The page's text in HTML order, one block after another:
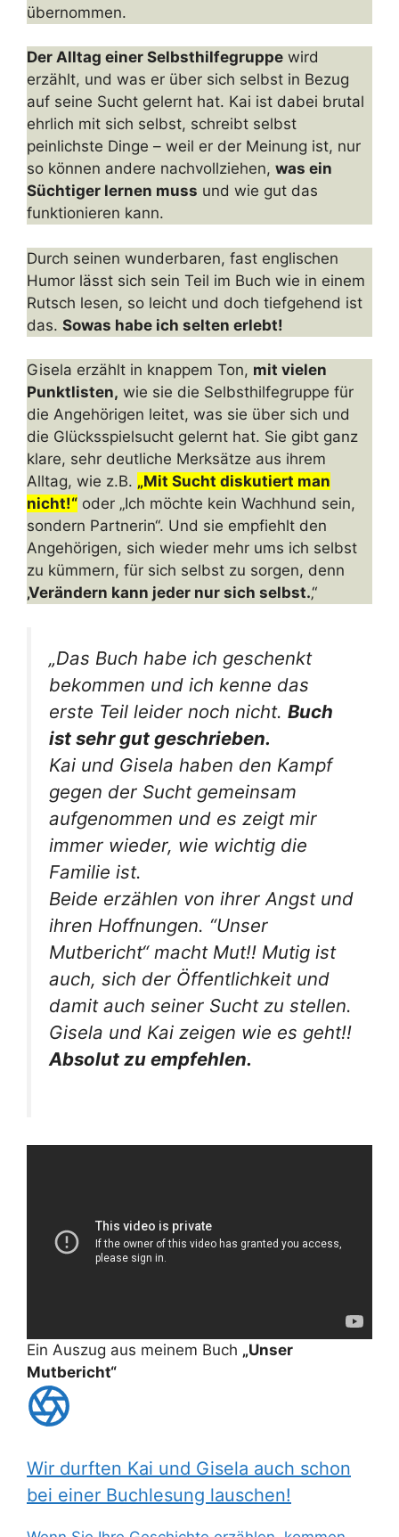
übernommen.
Der Alltag einer Selbsthilfegruppe wird
erzählt, und was er über sich selbst in Bezug
auf seine Sucht gelernt hat. Kai ist dabei brutal
ehrlich mit sich selbst, schreibt selbst
peinlichste Dinge – weil er der Meinung ist, nur
so können andere nachvollziehen, was ein
Süchtiger lernen muss und wie gut das
funktionieren kann.
Durch seinen wunderbaren, fast englischen
Humor lässt sich sein Teil im Buch wie in einem
Rutsch lesen, so leicht und doch tiefgehend ist
das. Sowas habe ich selten erlebt!
Gisela erzählt in knappem Ton, mit vielen
Punktlisten, wie sie die Selbsthilfegruppe für
die Angehörigen leitet, was sie über sich und
die Glücksspielsucht gelernt hat. Sie gibt ganz
klare, sehr deutliche Merksätze aus ihrem
Alltag, wie z.B. „Mit Sucht diskutiert man
nicht!“ oder „Ich möchte kein Wachhund sein,
sondern Partnerin“. Und sie empfiehlt den
Angehörigen, sich wieder mehr ums ich selbst
zu kümmern, für sich selbst zu sorgen, denn
‚Verändern kann jeder nur sich selbst.‚“
„Das Buch habe ich geschenkt
bekommen und ich kenne das
erste Teil leider noch nicht. Buch
ist sehr gut geschrieben.
Kai und Gisela haben den Kampf
gegen der Sucht gemeinsam
aufgenommen und es zeigt mir
immer wieder, wie wichtig die
Familie ist.
Beide erzählen von ihrer Angst und
ihren Hoffnungen. “Unser
Mutbericht“ macht Mut!! Mutig ist
auch, sich der Öffentlichkeit und
damit auch seiner Sucht zu stellen.
Gisela und Kai zeigen wie es geht!!
Absolut zu empfehlen.
Ein Auszug aus meinem Buch „Unser
Mutbericht“
Wir durften Kai und Gisela auch schon
bei einer Buchlesung lauschen!